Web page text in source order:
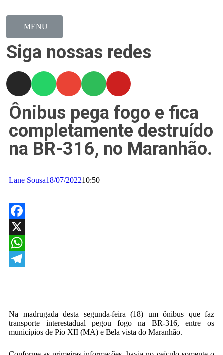
MENU
Siga nossas redes
Ônibus pega fogo e fica
completamente destruído
na BR-316, no Maranhão.
Lane Sousa18/07/202210:50
Facebook
X
WhatsApp
Na madrugada desta segunda-feira (18) um ônibus que faz
transporte interestadual pegou fogo na BR-316, entre os
municípios de Pio XII (MA) e Bela vista do Maranhão.